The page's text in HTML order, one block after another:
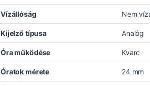
Vízállóság Nem
Kijelző típusa Analóg
Óra működése Kvarc
Óratok mérete 24 mm